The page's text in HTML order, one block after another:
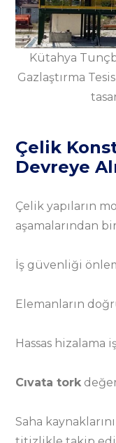
Kütahya
Gazlaştırma
Çelik
Devreye
Çelik yapıların
aşamalarından
İş güvenliği
Elemanların
Hassas hizalama
Cıvata tork
Saha